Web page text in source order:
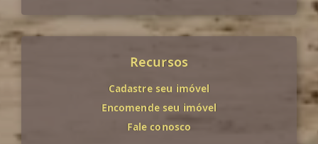
Recursos
Cadastre seu imóvel
Encomende seu imóvel
Fale conosco